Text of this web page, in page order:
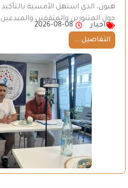
هبون، الذي استهل الأمسية
حول المتنورين والمثقفين
اخبار
2026-08-08
التفاصيل ...